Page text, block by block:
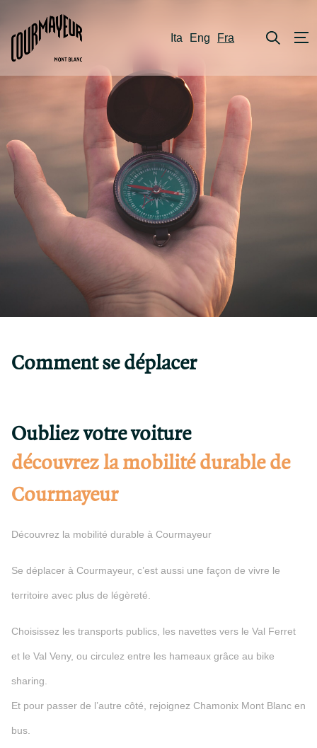
Ita Eng Fra
Comment se déplacer
Oubliez votre voiture
découvrez la mobilité durable de
Courmayeur
Découvrez la mobilité durable à Courmayeur
Se déplacer à Courmayeur, c’est aussi une façon de vivre le
territoire avec plus de légèreté.
Choisissez les transports publics, les navettes vers le Val Ferret
et le Val Veny, ou circulez entre les hameaux grâce au bike
sharing.
Et pour passer de l’autre côté, rejoignez Chamonix Mont Blanc en
bus.